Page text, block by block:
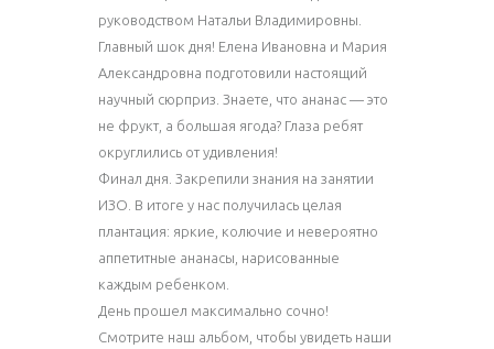
руководством Натальи Владимировны.
Главный шок дня! Елена Ивановна и Мария
Александровна подготовили настоящий
научный сюрприз. Знаете, что ананас — это
не фрукт, а большая ягода? Глаза ребят
округлились от удивления!
Финал дня. Закрепили знания на занятии
ИЗО. В итоге у нас получилась целая
плантация: яркие, колючие и невероятно
аппетитные ананасы, нарисованные
каждым ребенком.
День прошел максимально сочно!
Смотрите наш альбом, чтобы увидеть наши